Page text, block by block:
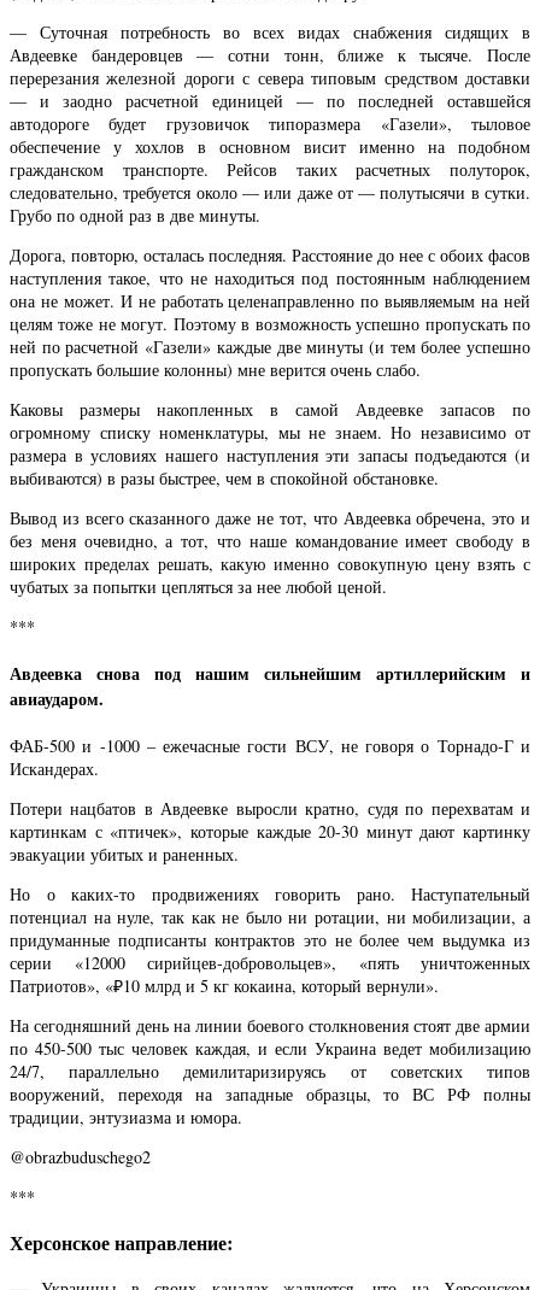
— Суточная потребность во всех видах снабжения сидящих в
Авдеевке бандеровцев — сотни тонн, ближе к тысяче. После
перерезания железной дороги с севера типовым средством доставки
— и заодно расчетной единицей — по последней оставшейся
автодороге будет грузовичок типоразмера «Газели», тыловое
обеспечение у хохлов в основном висит именно на подобном
гражданском транспорте. Рейсов таких расчетных полуторок,
следовательно, требуется около — или даже от — полутысячи в сутки.
Грубо по одной раз в две минуты.
Дорога, повторю, осталась последняя. Расстояние до нее с обоих фасов
наступления такое, что не находиться под постоянным наблюдением
она не может. И не работать целенаправленно по выявляемым на ней
целям тоже не могут. Поэтому в возможность успешно пропускать по
ней по расчетной «Газели» каждые две минуты (и тем более успешно
пропускать большие колонны) мне верится очень слабо.
Каковы размеры накопленных в самой Авдеевке запасов по
огромному списку номенклатуры, мы не знаем. Но независимо от
размера в условиях нашего наступления эти запасы подъедаются (и
выбиваются) в разы быстрее, чем в спокойной обстановке.
Вывод из всего сказанного даже не тот, что Авдеевка обречена, это и
без меня очевидно, а тот, что наше командование имеет свободу в
широких пределах решать, какую именно совокупную цену взять с
чубатых за попытки цепляться за нее любой ценой.
***
Авдеевка снова под нашим сильнейшим артиллерийским и
авиаударом.
ФАБ-500 и -1000 – ежечасные гости ВСУ, не говоря о Торнадо-Г и
Искандерах.
Потери нацбатов в Авдеевке выросли кратно, судя по перехватам и
картинкам с «птичек», которые каждые 20-30 минут дают картинку
эвакуации убитых и раненных.
Но о каких-то продвижениях говорить рано. Наступательный
потенциал на нуле, так как не было ни ротации, ни мобилизации, а
придуманные подписанты контрактов это не более чем выдумка из
серии «12000 сирийцев-добровольцев», «пять уничтоженных
Патриотов», «₽10 млрд и 5 кг кокаина, который вернули».
На сегодняшний день на линии боевого столкновения стоят две армии
по 450-500 тыс человек каждая, и если Украина ведет мобилизацию
24/7, параллельно демилитаризируясь от советских типов
вооружений, переходя на западные образцы, то ВС РФ полны
традиции, энтузиазма и юмора.
@obrazbuduschego2
***
Херсонское направление: